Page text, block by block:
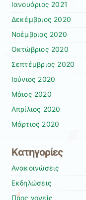
Ιανουάριος 2021
Δεκέμβριος 2020
Νοέμβριος 2020
Οκτώβριος 2020
Σεπτέμβριος 2020
Ιούνιος 2020
Μάιος 2020
Απρίλιος 2020
Μάρτιος 2020
Kατηγορίες
Ανακοινώσεις
Εκδηλώσεις
Προς γονείς